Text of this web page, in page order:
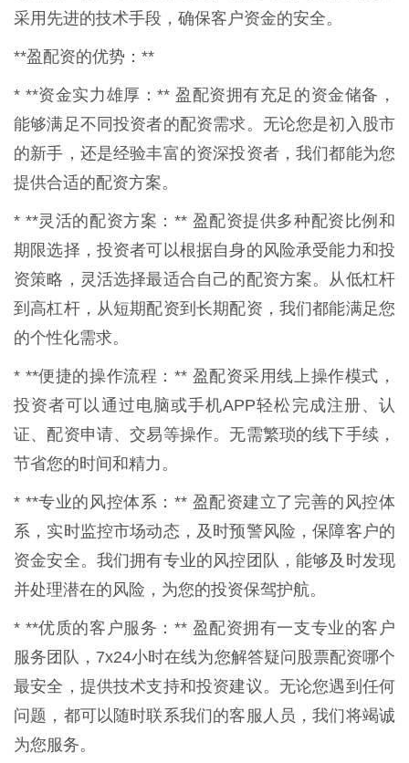
采用先进的技术手段，确保客户资金的安全。
**盈配资的优势：**
* **资金实力雄厚：** 盈配资拥有充足的资金储备，
能够满足不同投资者的配资需求。无论您是初入股市
的新手，还是经验丰富的资深投资者，我们都能为您
提供合适的配资方案。
* **灵活的配资方案：** 盈配资提供多种配资比例和
期限选择，投资者可以根据自身的风险承受能力和投
资策略，灵活选择最适合自己的配资方案。从低杠杆
到高杠杆，从短期配资到长期配资，我们都能满足您
的个性化需求。
* **便捷的操作流程：** 盈配资采用线上操作模式，
投资者可以通过电脑或手机APP轻松完成注册、认
证、配资申请、交易等操作。无需繁琐的线下手续，
节省您的时间和精力。
* **专业的风控体系：** 盈配资建立了完善的风控体
系，实时监控市场动态，及时预警风险，保障客户的
资金安全。我们拥有专业的风控团队，能够及时发现
并处理潜在的风险，为您的投资保驾护航。
* **优质的客户服务：** 盈配资拥有一支专业的客户
服务团队，7x24小时在线为您解答疑问股票配资哪个
最安全，提供技术支持和投资建议。无论您遇到任何
问题，都可以随时联系我们的客服人员，我们将竭诚
为您服务。